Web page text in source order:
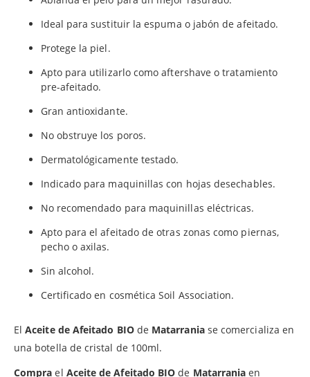
Ideal para sustituir la espuma o jabón de afeitado.
Protege la piel.
Apto para utilizarlo como aftershave o tratamiento
pre-afeitado.
Gran antioxidante.
No obstruye los poros.
Dermatológicamente testado.
Indicado para maquinillas con hojas desechables.
No recomendado para maquinillas eléctricas.
Apto para el afeitado de otras zonas como piernas,
pecho o axilas.
Sin alcohol.
Certificado en cosmética Soil Association.
ElAceite de Afeitado BIOde Matarraniase comercializa en
una botella de cristal de 100ml.
Compra el Aceite de Afeitado BIO de Matarrania en